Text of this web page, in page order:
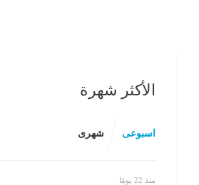
الأكثر شهرة
اسبوعى شهرى
منذ 22 يومًا